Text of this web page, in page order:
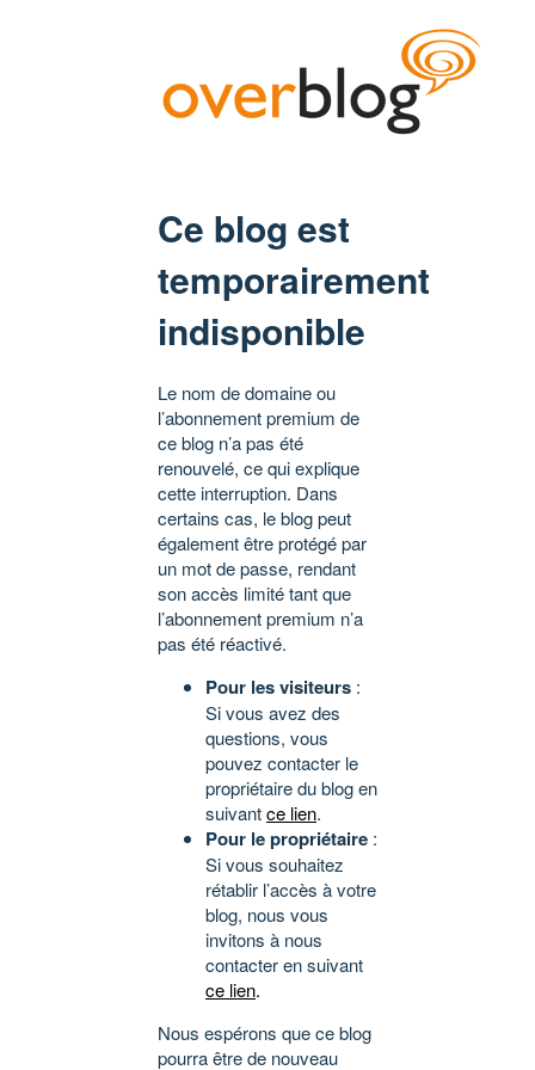
Ce blog est
temporairement
indisponible
Le nom de domaine ou
l’abonnement premium de
ce blog n’a pas été
renouvelé, ce qui explique
cette interruption. Dans
certains cas, le blog peut
également être protégé par
un mot de passe, rendant
son accès limité tant que
l’abonnement premium n’a
pas été réactivé.
Pour les visiteurs :
Si vous avez des
questions, vous
pouvez contacter le
propriétaire du blog en
suivantce lien.
Pour le propriétaire :
Si vous souhaitez
rétablir l’accès à votre
blog, nous vous
invitons à nous
contacter en suivant
ce lien.
Nous espérons que ce blog
pourra être de nouveau